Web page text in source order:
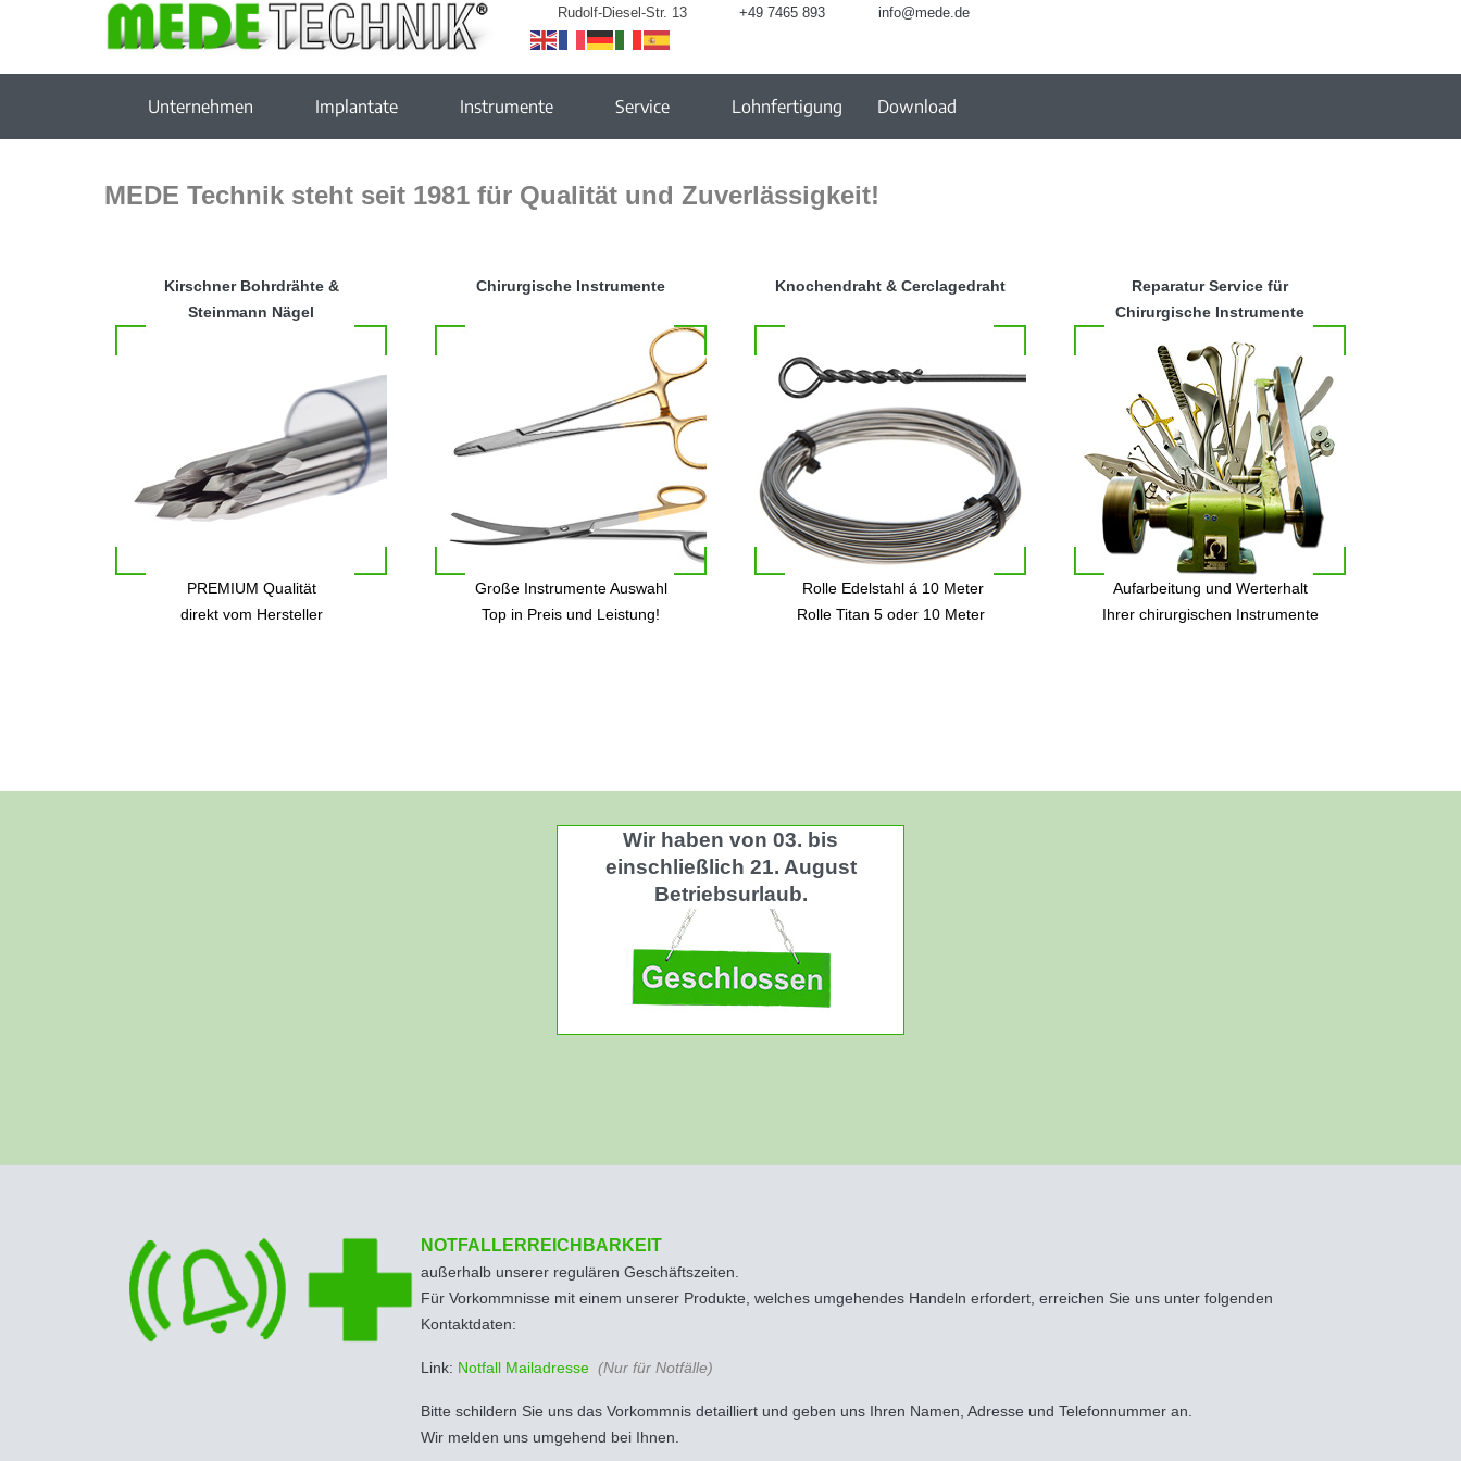
Rudolf-Diesel-Str. 13 +49 7465 893 info@mede.de
Unternehmen Implantate Instrumente Service Lohnfertigung Download
MEDE Technik steht seit 1981 für Qualität und Zuverlässigkeit!
Kirschner Bohrdrähte &
Steinmann Nägel
PREMIUM Qualität
direkt vom Hersteller
Chirurgische Instrumente
Große Instrumente Auswahl
Top in Preis und Leistung!
Knochendraht & Cerclagedraht
Rolle Edelstahl á 10 Meter
Rolle Titan 5 oder 10 Meter
Reparatur Service für
Chirurgische Instrumente
Aufarbeitung und Werterhalt
Ihrer chirurgischen Instrumente
Wir haben von 03. bis
einschließlich 21. August
Betriebsurlaub.
NOTFALLERREICHBARKEIT
außerhalb unserer regulären Geschäftszeiten.
Für Vorkommnisse mit einem unserer Produkte, welches umgehendes Handeln erfordert, erreichen Sie uns unter folgenden
Kontaktdaten:
Link: Notfall Mailadresse (Nur für Notfälle)
Bitte schildern Sie uns das Vorkommnis detailliert und geben uns Ihren Namen, Adresse und Telefonnummer an.
Wir melden uns umgehend bei Ihnen.